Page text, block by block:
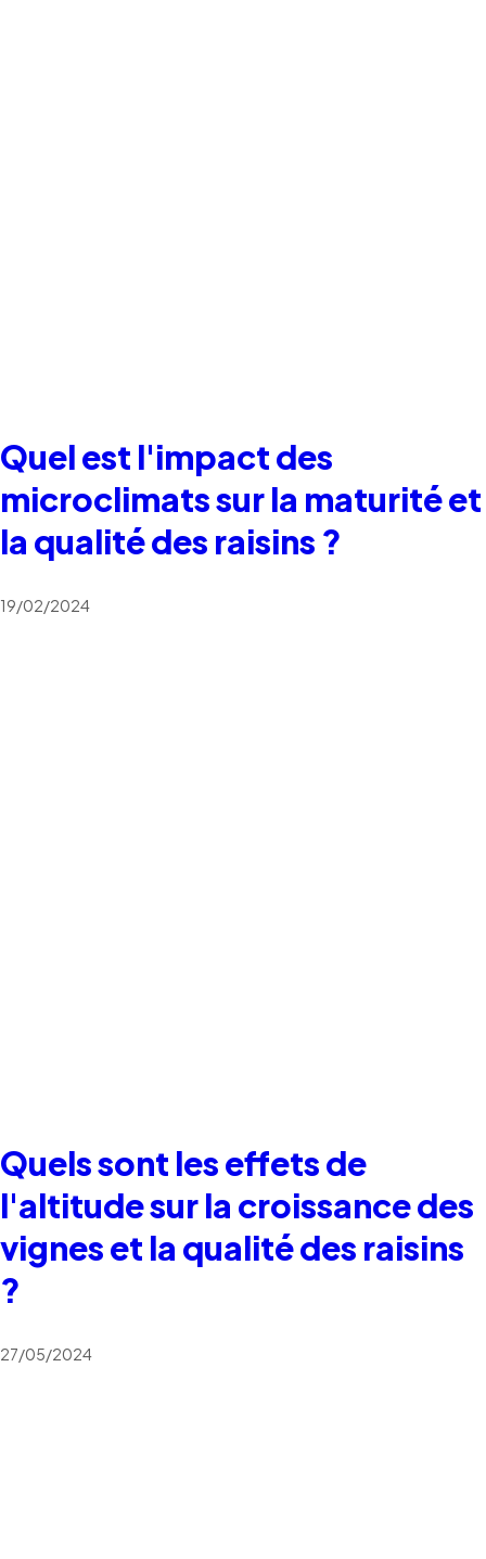
Quel est l'impact des
microclimats sur la maturité et
la qualité des raisins ?
19/02/2024
Quels sont les effets de
l'altitude sur la croissance des
vignes et la qualité des raisins
?
27/05/2024